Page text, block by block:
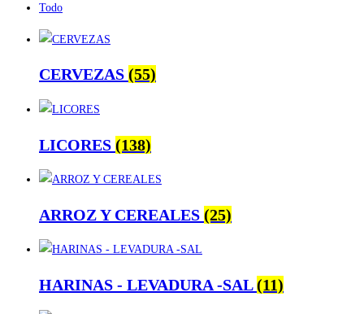
Todo
CERVEZAS (55)
LICORES (138)
ARROZ Y CEREALES (25)
HARINAS - LEVADURA -SAL(11)